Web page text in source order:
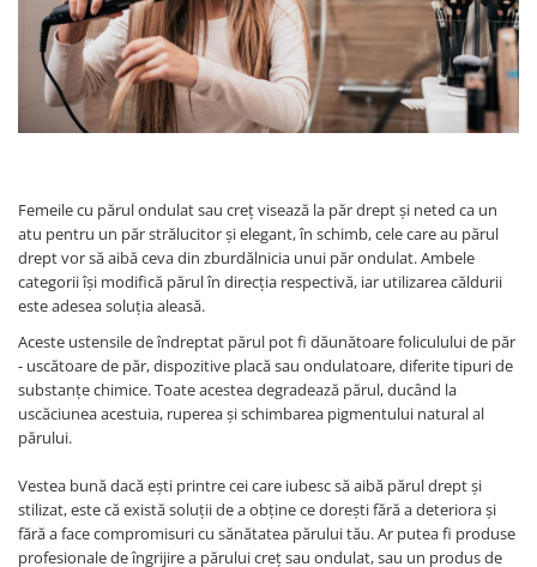
Femeile cu părul ondulat sau creț visează la păr drept și neted ca un
atu pentru un păr strălucitor și elegant, în schimb, cele care au părul
drept vor să aibă ceva din zburdălnicia unui păr ondulat. Ambele
categorii își modifică părul în direcția respectivă, iar utilizarea căldurii
este adesea soluția aleasă.
Aceste ustensile de îndreptat părul pot fi dăunătoare foliculului de păr
- uscătoare de păr, dispozitive placă sau ondulatoare, diferite tipuri de
substanțe chimice. Toate acestea degradează părul, ducând la
uscăciunea acestuia, ruperea și schimbarea pigmentului natural al
părului.
Vestea bună dacă ești printre cei care iubesc să aibă părul drept și
stilizat, este că există soluții de a obține ce dorești fără a deteriora și
fără a face compromisuri cu sănătatea părului tău. Ar putea fi produse
profesionale de îngrijire a părului creț sau ondulat, sau un produs de